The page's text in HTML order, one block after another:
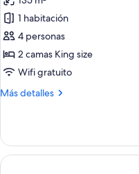
de
Royal
Family
Suite
View
1 habitación
4 personas
2 camas King size
Wifi gratuito
Más detalles
Más
Family
Suite
Ocean